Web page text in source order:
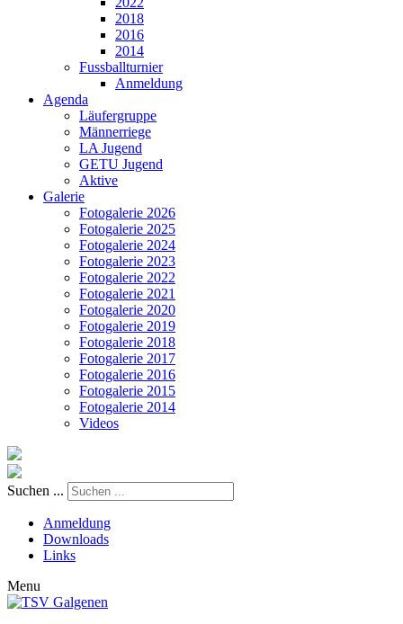
2018
2016
2014
Fussballturnier
Anmeldung
Agenda
Läufergruppe
Männerriege
LA Jugend
GETU Jugend
Aktive
Galerie
Fotogalerie 2026
Fotogalerie 2025
Fotogalerie 2024
Fotogalerie 2023
Fotogalerie 2022
Fotogalerie 2021
Fotogalerie 2020
Fotogalerie 2019
Fotogalerie 2018
Fotogalerie 2017
Fotogalerie 2016
Fotogalerie 2015
Fotogalerie 2014
Videos
Suchen ...
Anmeldung
Downloads
Links
Menu